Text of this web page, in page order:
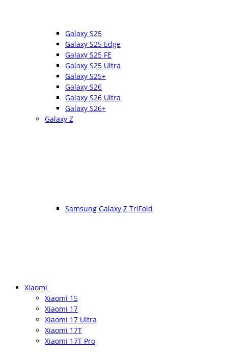
Galaxy S25
Galaxy S25 Edge
Galaxy S25 FE
Galaxy S25 Ultra
Galaxy S25+
Galaxy S26
Galaxy S26 Ultra
Galaxy S26+
Galaxy Z
Samsung Galaxy Z TriFold
Xiaomi
Xiaomi 15
Xiaomi 17
Xiaomi 17 Ultra
Xiaomi 17T
Xiaomi 17T Pro